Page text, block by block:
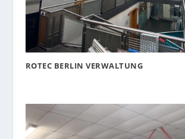
ROTEC BERLIN VERWALTUNG